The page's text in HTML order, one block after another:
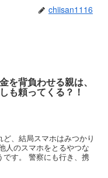
chiisan1116
を背負わせる親は、
も頼ってくる？！
、結局スマホはみつかり
人のスマホをとるやつな
です。 警察にも行き、携